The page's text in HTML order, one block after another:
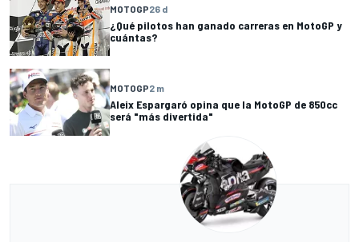
MOTOGP26 d
¿Qué pilotos han ganado carreras en MotoGP y
cuántas?
MOTOGP2 m
Aleix Espargaró opina que la MotoGP de 850cc
será "más divertida"